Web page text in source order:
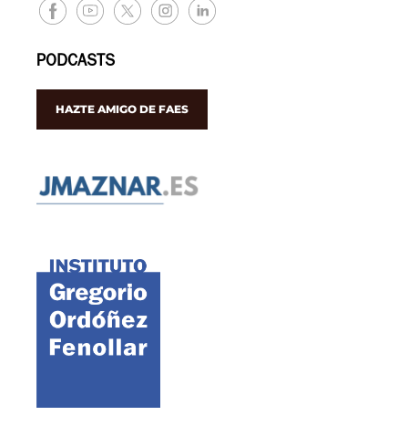
PODCASTS
HAZTE AMIGO DE FAES